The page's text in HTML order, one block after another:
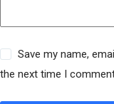
Save my name,
the next time I